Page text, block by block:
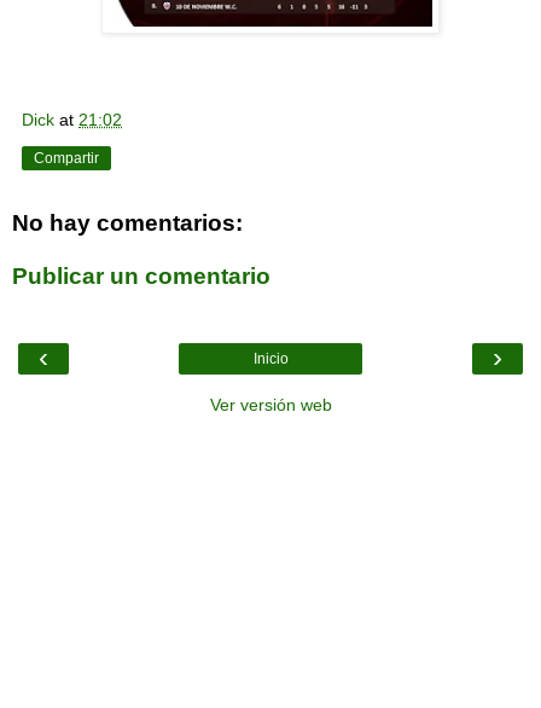
Dick at 21:02
Compartir
No hay comentarios:
Publicar un comentario
‹ ›
Inicio
Ver versión web